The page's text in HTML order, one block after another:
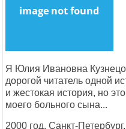
Я Юлия Ивановна
дорогой читатель одной
и жестокая история, но
моего больного сына...
2000 год. Санкт-